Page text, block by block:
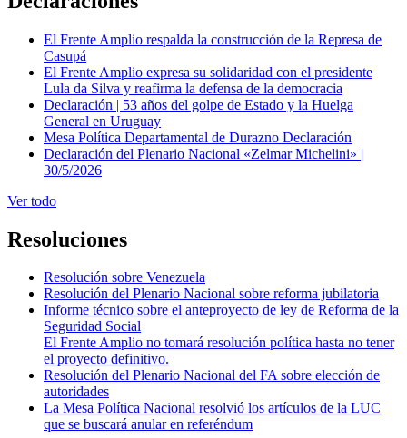
El Frente Amplio respalda la construcción de la Represa de
Casupá
El Frente Amplio expresa su solidaridad con el presidente
Lula da Silva y reafirma la defensa de la democracia
Declaración | 53 años del golpe de Estado y la Huelga
General en Uruguay
Mesa Política Departamental de Durazno Declaración
Declaración del Plenario Nacional «Zelmar Michelini» |
30/5/2026
Ver todo
Resoluciones
Resolución sobre Venezuela
Resolución del Plenario Nacional sobre reforma jubilatoria
Informe técnico sobre el anteproyecto de ley de Reforma de la
Seguridad Social
El Frente Amplio no tomará resolución política hasta no tener
el proyecto definitivo.
Resolución del Plenario Nacional del FA sobre elección de
autoridades
La Mesa Política Nacional resolvió los artículos de la LUC
que se buscará anular en referéndum